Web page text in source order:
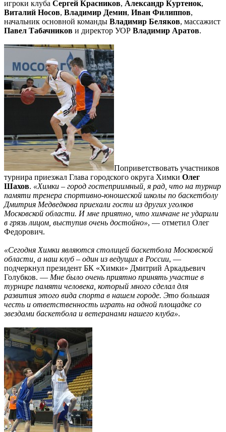
игроки клуба Сергей Красников, Александр Куртенок,
Виталий Носов, Владимир Демин, Иван Филиппов,
начальник основной команды Владимир Беляков, массажист
Павел Табачников и директор УОР Владимир Аратов.
Поприветствовать участников
турнира приезжал Глава городского округа Химки Олег
Шахов. «Химки – город гостеприимный, я рад, что на турнир
памяти тренера спортивно-юношеской школы по баскетболу
Дмитрия Медведкова приехали гости из других уголков
Московской области. И мне приятно, что химчане не ударили
в грязь лицом, выступив очень достойно», — отметил Олег
Федорович.
«Сегодня Химки являются столицей баскетбола Московской
области, а наш клуб – один из ведущих в России, —
подчеркнул президент БК «Химки» Дмитрий Аркадьевич
Голубков. — Мне было очень приятно принять участие в
турнире памяти человека, который много сделал для
развития этого вида спорта в нашем городе. Это большая
честь и ответственность играть на одной площадке со
звездами баскетбола и ветеранами нашего клуба».